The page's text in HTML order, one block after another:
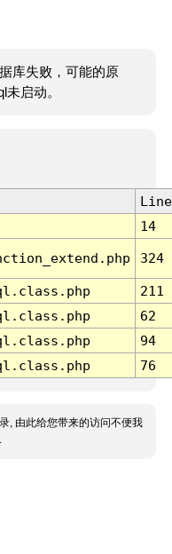
库失败，可能的原
启动。
Line
14
324
211
62
94
76
, 由此给您带来的访问不便我